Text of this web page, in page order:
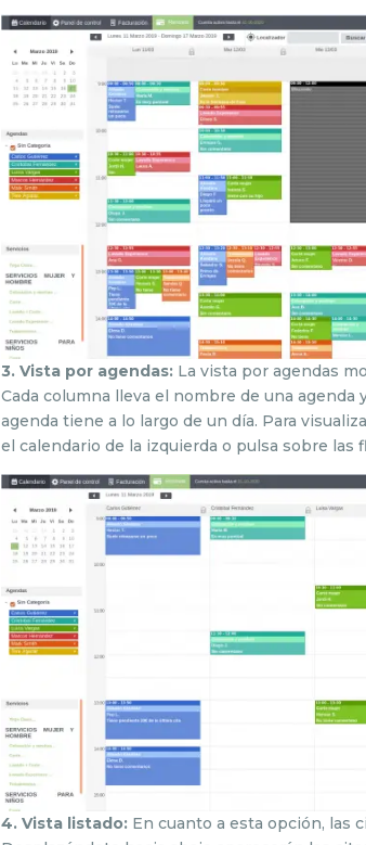
3. Vista por agendas: La vista por agendas
Cada columna lleva el nombre de una agenda
agenda tiene a lo largo de un día. Para
el calendario de la izquierda o pulsa sobre las
4. Vista listado:En cuanto a esta opción, las